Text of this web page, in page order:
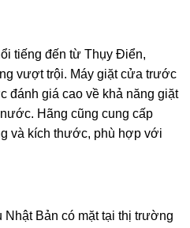
tiếng đến từ Thụy Điển,
vượt trội. Máy giặt cửa trước
đánh giá cao về khả năng giặt
Hãng cũng cung cấp
và kích thước, phù hợp với
Bản có mặt tại thị trường